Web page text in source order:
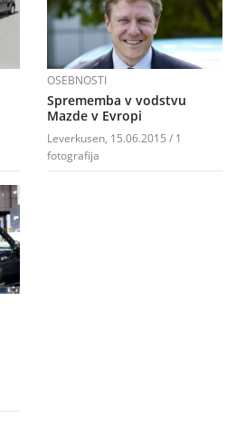
OSEBNOSTI
Sprememba v vodstvu
Mazde v Evropi
Leverkusen, 15.06.2015 / 1
fotografija